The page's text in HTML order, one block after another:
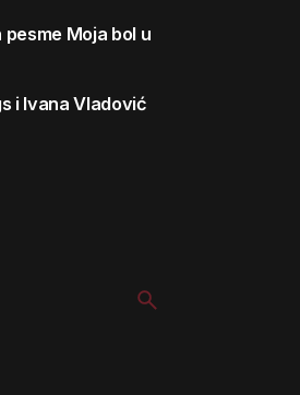
Moja bol u
i Ivana Vladović